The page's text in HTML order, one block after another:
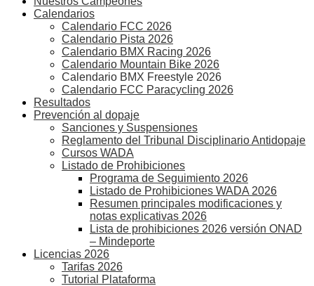
Calendarios
Calendario FCC 2026
Calendario Pista 2026
Calendario BMX Racing 2026
Calendario Mountain Bike 2026
Calendario BMX Freestyle 2026
Calendario FCC Paracycling 2026
Resultados
Prevención al dopaje
Sanciones y Suspensiones
Reglamento del Tribunal Disciplinario Antidopaje
Cursos WADA
Listado de Prohibiciones
Programa de Seguimiento 2026
Listado de Prohibiciones WADA 2026
Resumen principales modificaciones y
notas explicativas 2026
Lista de prohibiciones 2026 versión ONAD
– Mindeporte
Licencias 2026
Tarifas 2026
Tutorial Plataforma